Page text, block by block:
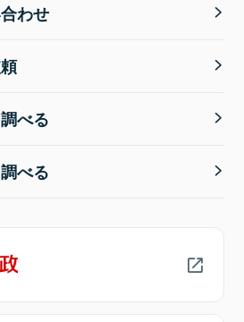
わせ
べる
べる